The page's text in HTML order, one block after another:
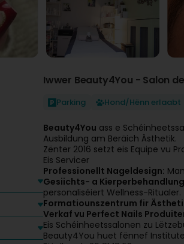
Iwwer Beauty4You - Salon
Parking Hond/Hënn erlaabt
Beauty4You ass e
Ausbildung am Beräich Ästhetik.
Zënter 2016 setzt eis Equipe vu
Eis Servicer
Professionellt Nageldesign:
Gesiichts- a
personaliséiert Wellness-Ritualer.
Formatiounszentrum fir
Verkaf vu Perfect Nails
Eis Schéinheetssalonen zu
Beauty4You huet fënnef